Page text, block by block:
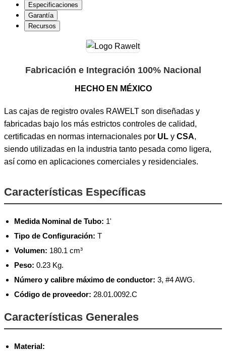
Especificaciones
Garantía
Recursos
Fabricación e Integración 100% Nacional
HECHO EN MÉXICO
Las cajas de registro ovales RAWELT son diseñadas y
fabricadas bajo los más estrictos controles de calidad,
certificadas en normas internacionales por UL y CSA,
siendo utilizadas en la industria tanto pesada como ligera,
así como en aplicaciones comerciales y residenciales.
Características Específicas
Medida Nominal de Tubo: 1'
Tipo de Configuración: T
Volumen: 180.1 cm³
Peso: 0.23 Kg.
Número y calibre máximo de conductor: 3, #4 AWG.
Código de proveedor: 28.01.0092.C
Características Generales
Material: